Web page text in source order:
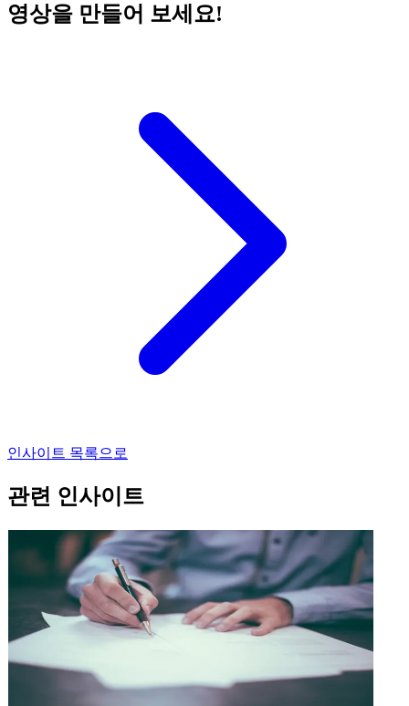
영상을 만들어 보세요!
인사이트 목록으로
관련 인사이트